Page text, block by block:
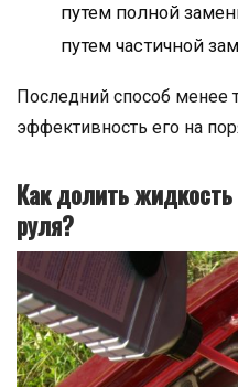
путем полной
путем частичной
Последний способ менее
эффективность его на
Как долить
руля?